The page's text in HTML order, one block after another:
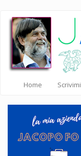
Salta
contenuto
principale
Home Scrivimi